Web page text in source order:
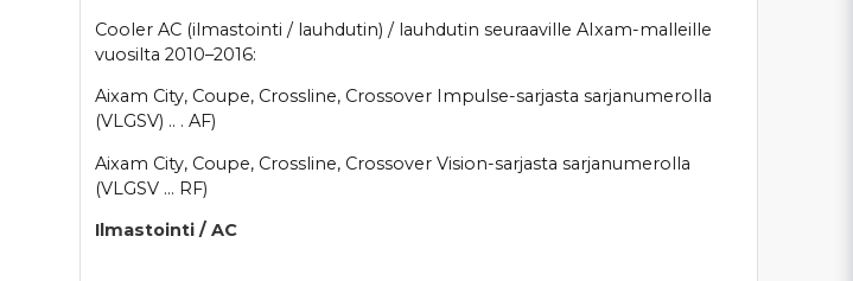
Cooler AC (ilmastointi / lauhdutin) / lauhdutin seuraaville AIxam-malleille
vuosilta 2010–2016:
Aixam City, Coupe, Crossline, Crossover Impulse-sarjasta sarjanumerolla
(VLGSV) .. . AF)
Aixam City, Coupe, Crossline, Crossover Vision-sarjasta sarjanumerolla
(VLGSV ... RF)
Ilmastointi / AC